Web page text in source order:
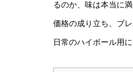
るのか、味は本当に
価格の成り立ち、ブ
日常のハイボール用